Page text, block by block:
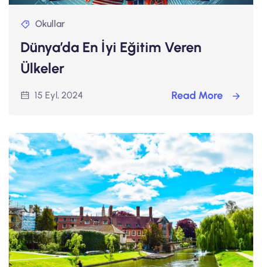
Okullar
Dünya’da En İyi Eğitim Veren
Ülkeler
15 Eyl, 2024 Read More